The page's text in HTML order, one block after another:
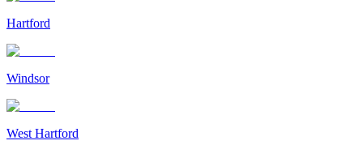
Hartford
Windsor
West Hartford